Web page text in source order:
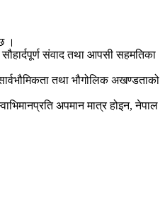
।
संवाद तथा आपसी सहमतिका
तथा भौगोलिक अखण्डताको
अपमान मात्र होइन, नेपाल